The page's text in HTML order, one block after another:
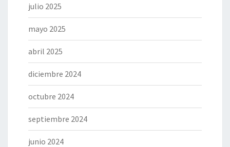
julio 2025
mayo 2025
abril 2025
diciembre 2024
octubre 2024
septiembre 2024
junio 2024